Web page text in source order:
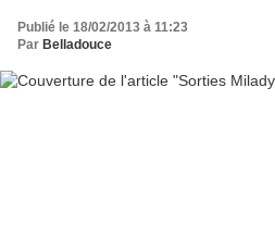
Publié le 18/02/2013 à 11:23
Par Belladouce